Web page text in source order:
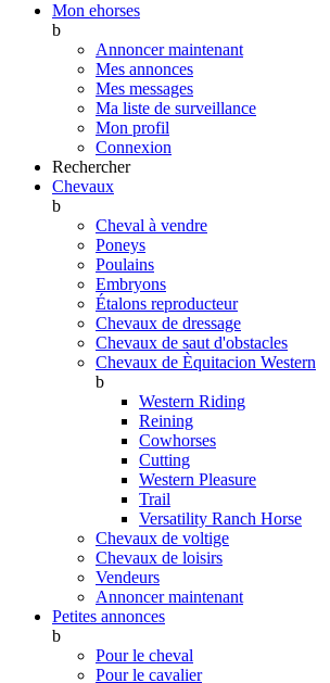
Mon ehorses
b
Annoncer maintenant
Mes annonces
Mes messages
Ma liste de surveillance
Mon profil
Connexion
Rechercher
Chevaux
b
Cheval à vendre
Poneys
Poulains
Embryons
Étalons reproducteur
Chevaux de dressage
Chevaux de saut d'obstacles
Chevaux de Èquitacion Western
b
Western Riding
Reining
Cowhorses
Cutting
Western Pleasure
Trail
Versatility Ranch Horse
Chevaux de voltige
Chevaux de loisirs
Vendeurs
Annoncer maintenant
Petites annonces
b
Pour le cheval
Pour le cavalier